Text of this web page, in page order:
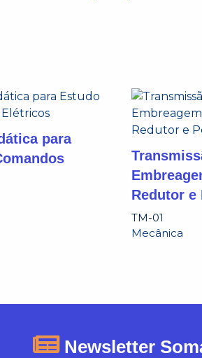
para
Redutor e
TM-01
Mecânica
Newsletter